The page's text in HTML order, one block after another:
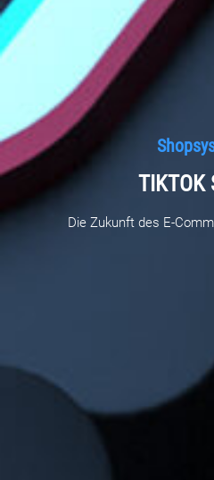
TIKTOK
Die Zukunft des E-